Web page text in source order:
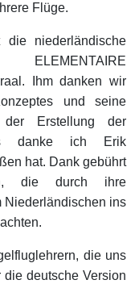
Flüge.
niederländische
Ihm danken wir
und seine
der Erstellung der
danke ich Erik
hat. Dank gebührt
die durch ihre
Niederländischen ins
die uns
deutsche Version